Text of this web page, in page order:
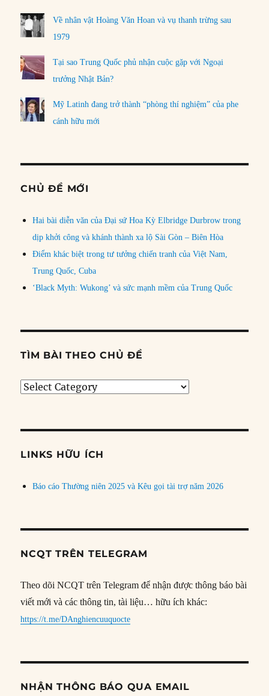
Về nhân vật Hoàng Văn Hoan và vụ thanh trừng sau
1979
Tại sao Trung Quốc phủ nhận cuộc gặp với Ngoại
trưởng Nhật Bản?
Mỹ Latinh đang trở thành “phòng thí nghiệm” của phe
cánh hữu mới
CHỦ ĐỀ MỚI
Hai bài diễn văn của Đại sứ Hoa Kỳ Elbridge Durbrow trong
dịp khởi công và khánh thành xa lộ Sài Gòn – Biên Hòa
Điểm khác biệt trong tư tưởng chiến tranh của Việt Nam,
Trung Quốc, Cuba
‘Black Myth: Wukong’ và sức mạnh mềm của Trung Quốc
TÌM BÀI THEO CHỦ ĐỀ
Tìm
đề
LINKS HỮU ÍCH
Báo cáo Thường niên 2025 và Kêu gọi tài trợ năm 2026
NCQT TRÊN TELEGRAM
Theo dõi NCQT trên Telegram để nhận được thông báo bài
viết mới và các thông tin, tài liệu… hữu ích khác:
https://t.me/DAnghiencuuquocte
NHẬN THÔNG BÁO QUA EMAIL